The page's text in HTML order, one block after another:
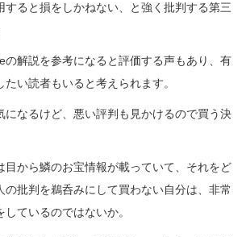
すると損をしかねない、と強く批判する第三
の解説を参考になると評価する声もあり、有
い読者もいると考えられます。
になるけど、悪い評判も見かけるので買う決
目から鱗のお宝情報が載っていて、それをど
の批判を鵜呑みにして買わない自分は、非常
ているのではないか。